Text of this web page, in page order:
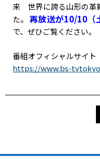
来 世界に誇る山形の革
た。 再放送が10/10（
で、ぜひご覧ください。
番組オフィシャルサイト
https://www.bs-